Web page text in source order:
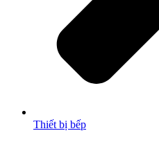
Thiết bị bếp